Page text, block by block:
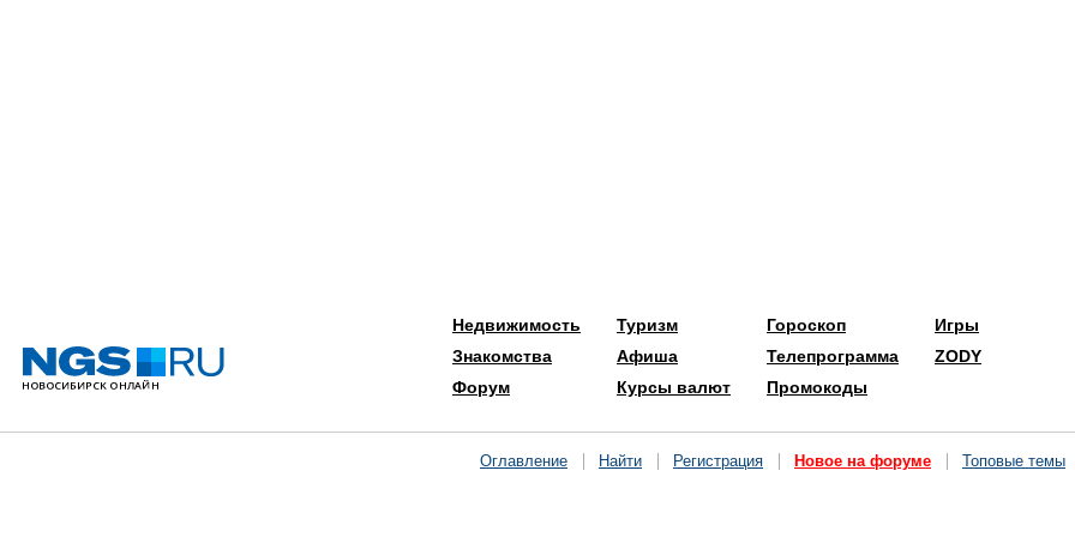
Недвижимость
Знакомства
Форум
Туризм
Афиша
Курсы валют
Гороскоп
Телепрограмма
Промокоды
Игры
ZODY
Оглавление Найти Регистрация Новое на форуме Топовые темы